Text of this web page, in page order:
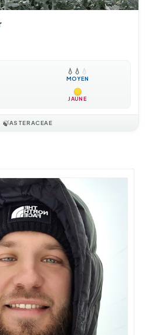
💧 💧 💧
MOYEN
JAUNE
🍃ASTERACEAE